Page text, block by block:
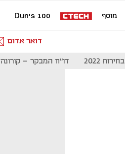
מוסף Dun's 100
דואר אדום
בחירות 2022 דו"ח המבקר - קורונה